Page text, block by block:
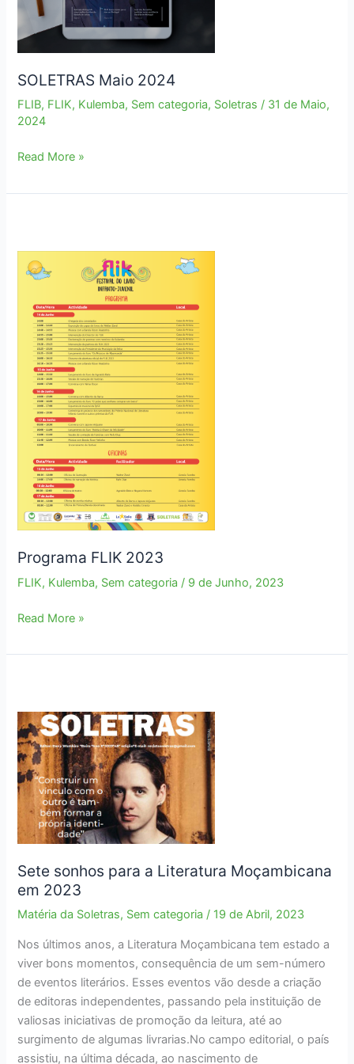
SOLETRAS Maio 2024
FLIB, FLIK, Kulemba, Sem categoria, Soletras / 31 de Maio,
2024
SOLETRAS
2024
Read More »
Programa FLIK 2023
FLIK, Kulemba, Sem categoria / 9 de Junho, 2023
Programa
2023
Read More »
Sete sonhos para a Literatura Moçambicana
em 2023
Matéria da Soletras, Sem categoria / 19 de Abril, 2023
Nos últimos anos, a Literatura Moçambicana tem estado a
viver bons momentos, consequência de um sem-número
de eventos literários. Esses eventos vão desde a criação
de editoras independentes, passando pela instituição de
valiosas iniciativas de promoção da leitura, até ao
surgimento de algumas livrarias.No campo editorial, o país
assistiu, na última década, ao nascimento de